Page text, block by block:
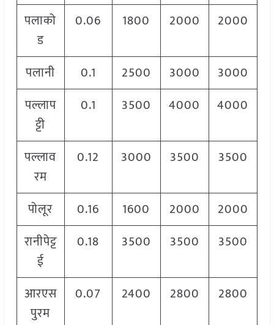
पलाको
ड
0.06 1800 2000 2000
पलानी 0.1 2500 3000
3000
पल्लाप
ट्टी
0.1 3500 4000 4000
पल्लाव
रम
0.12 3000 3500 3500
पोलूर 0.16 1600 2000
2000
रानीपेट्ट
ई
0.18 3500 3500 3500
आरएस
पुरम
0.07 2400 2800 2800